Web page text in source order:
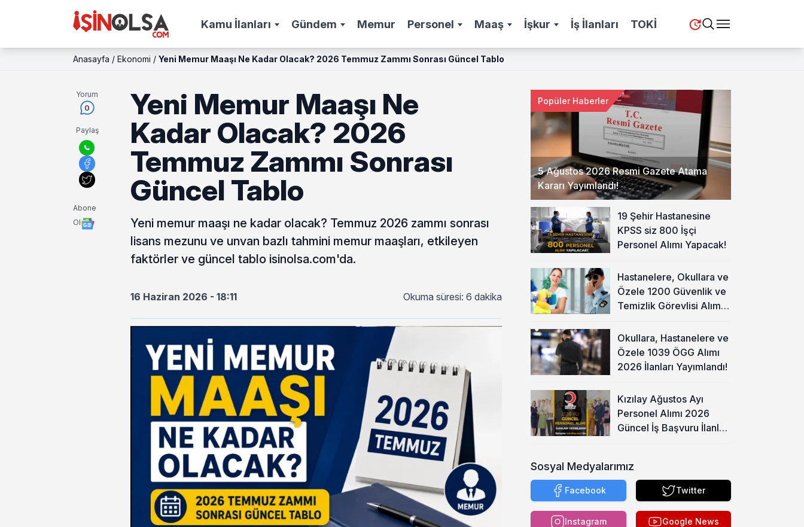
Kamu İlanları Gündem Memur Personel Maaş İşkur İş İlanları TOKİ
Anasayfa / Ekonomi / Yeni Memur Maaşı Ne Kadar Olacak? 2026 Temmuz Zammı Sonrası Güncel Tablo
Yorum
0
Paylaş
Abone
Ol
Yeni Memur Maaşı Ne
Kadar Olacak? 2026
Temmuz Zammı Sonrası
Güncel Tablo
Yeni memur maaşı ne kadar olacak? Temmuz 2026 zammı sonrası
lisans mezunu ve unvan bazlı tahmini memur maaşları, etkileyen
faktörler ve güncel tablo isinolsa.com'da.
16 Haziran 2026 - 18:11 Okuma süresi: 6 dakika
5 Ağustos 2026 Resmi Gazete Atama
Kararı Yayımlandı!
Popüler Haberler
19 Şehir Hastanesine
KPSS siz 800 İşçi
Personel Alımı Yapacak!
Hastanelere, Okullara ve
Özele 1200 Güvenlik ve
Temizlik Görevlisi Alımı
Okullara, Hastanelere ve
Özele 1039 ÖGG Alımı
2026 İlanları Yayımlandı!
Kızılay Ağustos Ayı
Personel Alımı 2026
Güncel İş Başvuru İlanları
Sosyal Medyalarımız
Facebook Twitter
Instagram Google News